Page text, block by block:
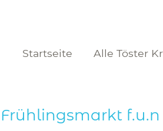
Startseite Alle Töster
Frühlingsmarkt